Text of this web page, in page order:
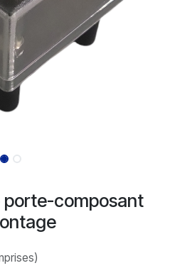
porte-composant